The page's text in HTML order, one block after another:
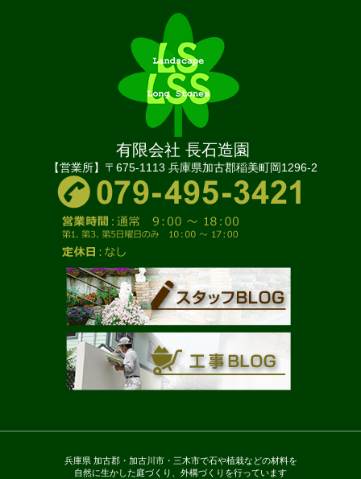
有限会社 長石造園
【営業所】〒675-1113 兵庫県加古郡稲美町岡1296-2
兵庫県 加古郡・加古川市・三木市で石や植栽などの材料を
自然に生かした庭づくり、外構づくりを行っています